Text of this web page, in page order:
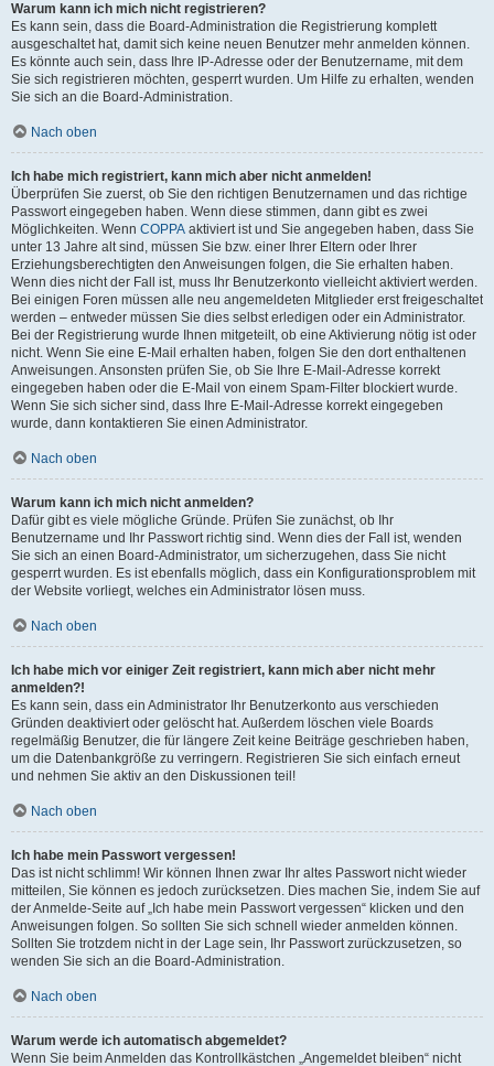
Warum kann ich mich nicht registrieren?
Es kann sein, dass die Board-Administration die Registrierung komplett
ausgeschaltet hat, damit sich keine neuen Benutzer mehr anmelden können.
Es könnte auch sein, dass Ihre IP-Adresse oder der Benutzername, mit dem
Sie sich registrieren möchten, gesperrt wurden. Um Hilfe zu erhalten, wenden
Sie sich an die Board-Administration.
Nach oben
Ich habe mich registriert, kann mich aber nicht anmelden!
Überprüfen Sie zuerst, ob Sie den richtigen Benutzernamen und das richtige
Passwort eingegeben haben. Wenn diese stimmen, dann gibt es zwei
Möglichkeiten. Wenn COPPA aktiviert ist und Sie angegeben haben, dass Sie
unter 13 Jahre alt sind, müssen Sie bzw. einer Ihrer Eltern oder Ihrer
Erziehungsberechtigten den Anweisungen folgen, die Sie erhalten haben.
Wenn dies nicht der Fall ist, muss Ihr Benutzerkonto vielleicht aktiviert werden.
Bei einigen Foren müssen alle neu angemeldeten Mitglieder erst freigeschaltet
werden – entweder müssen Sie dies selbst erledigen oder ein Administrator.
Bei der Registrierung wurde Ihnen mitgeteilt, ob eine Aktivierung nötig ist oder
nicht. Wenn Sie eine E-Mail erhalten haben, folgen Sie den dort enthaltenen
Anweisungen. Ansonsten prüfen Sie, ob Sie Ihre E-Mail-Adresse korrekt
eingegeben haben oder die E-Mail von einem Spam-Filter blockiert wurde.
Wenn Sie sich sicher sind, dass Ihre E-Mail-Adresse korrekt eingegeben
wurde, dann kontaktieren Sie einen Administrator.
Nach oben
Warum kann ich mich nicht anmelden?
Dafür gibt es viele mögliche Gründe. Prüfen Sie zunächst, ob Ihr
Benutzername und Ihr Passwort richtig sind. Wenn dies der Fall ist, wenden
Sie sich an einen Board-Administrator, um sicherzugehen, dass Sie nicht
gesperrt wurden. Es ist ebenfalls möglich, dass ein Konfigurationsproblem mit
der Website vorliegt, welches ein Administrator lösen muss.
Nach oben
Ich habe mich vor einiger Zeit registriert, kann mich aber nicht mehr
anmelden?!
Es kann sein, dass ein Administrator Ihr Benutzerkonto aus verschieden
Gründen deaktiviert oder gelöscht hat. Außerdem löschen viele Boards
regelmäßig Benutzer, die für längere Zeit keine Beiträge geschrieben haben,
um die Datenbankgröße zu verringern. Registrieren Sie sich einfach erneut
und nehmen Sie aktiv an den Diskussionen teil!
Nach oben
Ich habe mein Passwort vergessen!
Das ist nicht schlimm! Wir können Ihnen zwar Ihr altes Passwort nicht wieder
mitteilen, Sie können es jedoch zurücksetzen. Dies machen Sie, indem Sie auf
der Anmelde-Seite auf „Ich habe mein Passwort vergessen“ klicken und den
Anweisungen folgen. So sollten Sie sich schnell wieder anmelden können.
Sollten Sie trotzdem nicht in der Lage sein, Ihr Passwort zurückzusetzen, so
wenden Sie sich an die Board-Administration.
Nach oben
Warum werde ich automatisch abgemeldet?
Wenn Sie beim Anmelden das Kontrollkästchen „Angemeldet bleiben“ nicht